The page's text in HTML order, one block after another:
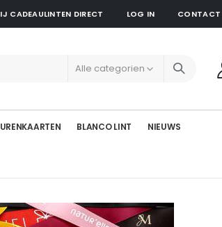
CADEAULINTEN DIRECT LOG IN CONTACT
BLANCO LINT NIEUWS